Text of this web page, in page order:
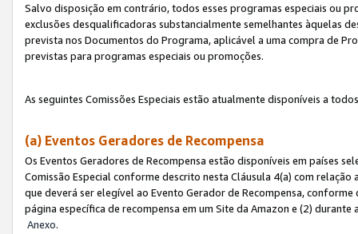
Salvo disposição em contrário, todos esses programas especiais ou
exclusões desqualificadoras substancialmente semelhantes àquelas
prevista nos Documentos do Programa, aplicável a uma compra de
previstas para programas especiais ou promoções.
As seguintes Comissões Especiais estão atualmente disponíveis a
(a) Eventos Geradores de Recompensa
Os Eventos Geradores de Recompensa estão disponíveis em países
Comissão Especial conforme descrito nesta Cláusula 4(a) com relação
que deverá ser elegível ao Evento Gerador de Recompensa,
página específica de recompensa em um Site da Amazon e (2)
Anexo.